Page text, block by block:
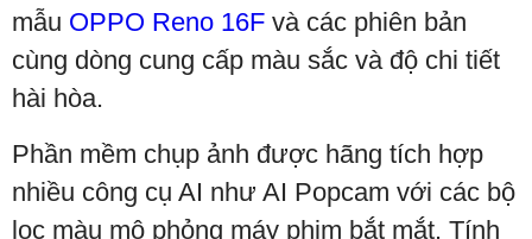
mẫu OPPO Reno 16F và các phiên bản
cùng dòng cung cấp màu sắc và độ chi tiết
hài hòa.
Phần mềm chụp ảnh được hãng tích hợp
nhiều công cụ AI như AI Popcam với các bộ
lọc màu mô phỏng máy phim bắt mắt. Tính